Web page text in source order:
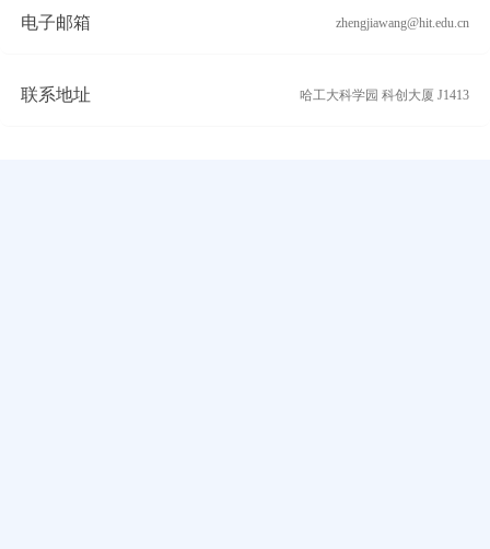
电子邮箱 zhengjiawang@hit.edu.cn
联系地址 哈工大科学园 科创大厦 J1413